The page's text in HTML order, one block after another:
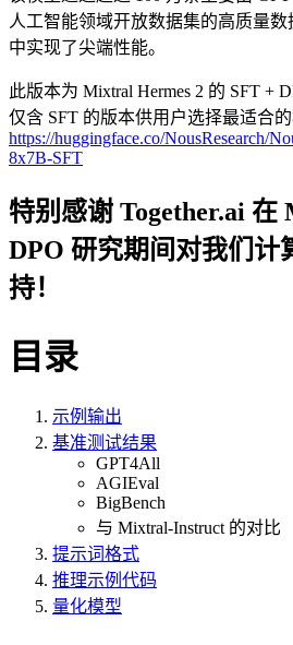
人工智能领域开放数据集的高质量
中实现了尖端性能。
此版本为 Mixtral Hermes 2 的 SFT +
仅含 SFT 的版本供用户选择最适合的
https://huggingface.co/NousResearch/
8x7B-SFT
特别感谢 Together.ai 在
DPO 研究期间对我们计
持！
目录
示例输出
基准测试结果
GPT4All
AGIEval
BigBench
与 Mixtral-Instruct 的对比
提示词格式
推理示例代码
量化模型